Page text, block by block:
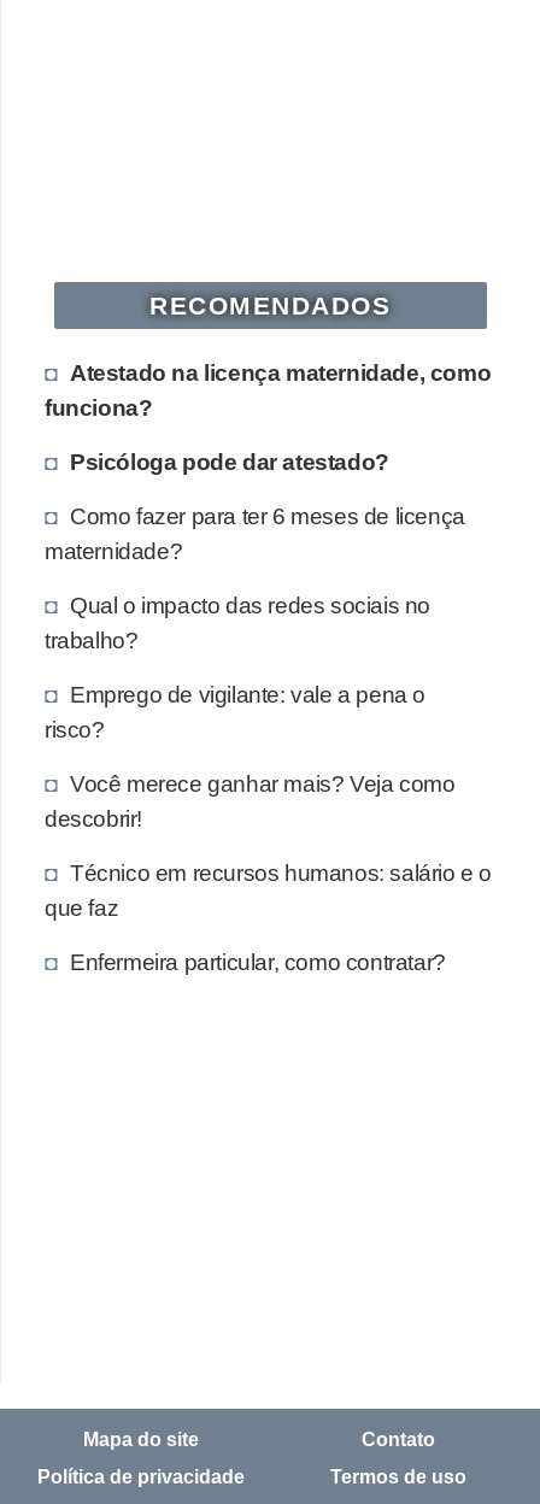
RECOMENDADOS
Atestado na licença maternidade, como
funciona?
Psicóloga pode dar atestado?
Como fazer para ter 6 meses de licença
maternidade?
Qual o impacto das redes sociais no
trabalho?
Emprego de vigilante: vale a pena o
risco?
Você merece ganhar mais? Veja como
descobrir!
Técnico em recursos humanos: salário e o
que faz
Enfermeira particular, como contratar?
Mapa do site
Contato
Política de privacidade
Termos de uso